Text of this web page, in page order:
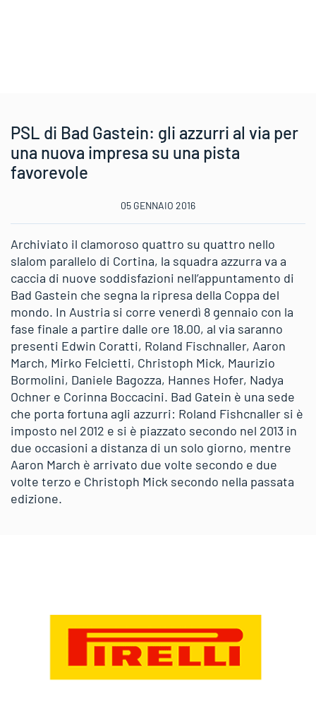
PSL di Bad Gastein: gli azzurri al via per
una nuova impresa su una pista
favorevole
05 GENNAIO 2016
Archiviato il clamoroso quattro su quattro nello
slalom parallelo di Cortina, la squadra azzurra va a
caccia di nuove soddisfazioni nell’appuntamento di
Bad Gastein che segna la ripresa della Coppa del
mondo. In Austria si corre venerdì 8 gennaio con la
fase finale a partire dalle ore 18.00, al via saranno
presenti Edwin Coratti, Roland Fischnaller, Aaron
March, Mirko Felcietti, Christoph Mick, Maurizio
Bormolini, Daniele Bagozza, Hannes Hofer, Nadya
Ochner e Corinna Boccacini. Bad Gatein è una sede
che porta fortuna agli azzurri: Roland Fishcnaller si è
imposto nel 2012 e si è piazzato secondo nel 2013 in
due occasioni a distanza di un solo giorno, mentre
Aaron March è arrivato due volte secondo e due
volte terzo e Christoph Mick secondo nella passata
edizione.